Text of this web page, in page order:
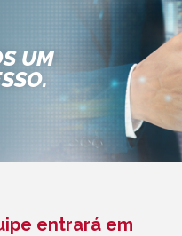
UM
entrará em